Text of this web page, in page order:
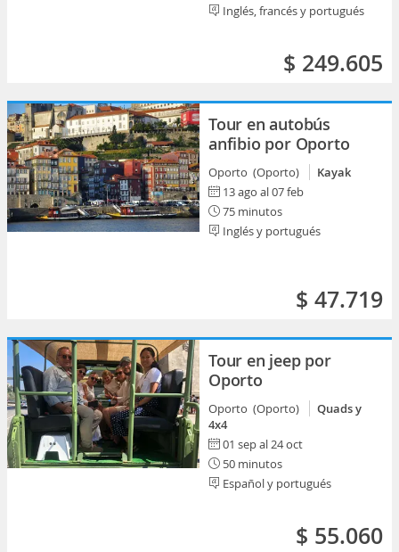
Inglés, francés y portugués
$ 249.605
Tour en autobús
anfibio por Oporto
Oporto (Oporto)
Kayak
13 ago al 07 feb
75 minutos
Inglés y portugués
$ 47.719
Tour en jeep por
Oporto
Oporto (Oporto)
Quads y
4x4
01 sep al 24 oct
50 minutos
Español y portugués
$ 55.060